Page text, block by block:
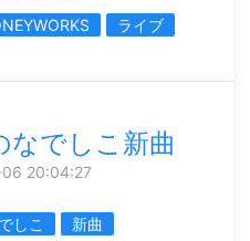
ライブ
なでしこ新曲
20:04:27
しこ 新曲